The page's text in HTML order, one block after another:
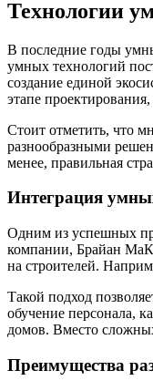
Технологии
В последние годы
умных технологий
создание единой
этапе
Стоит отметить, что
разнообразными
менее, правильная
Интеграция
Одним из успешных
компании, Брайан
на строителей.
Такой подход
обучение персонала,
домов. Вместо
Преимущества